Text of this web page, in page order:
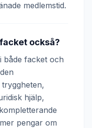
medlemstid.
också?
både facket och
hjälp,
pengar om